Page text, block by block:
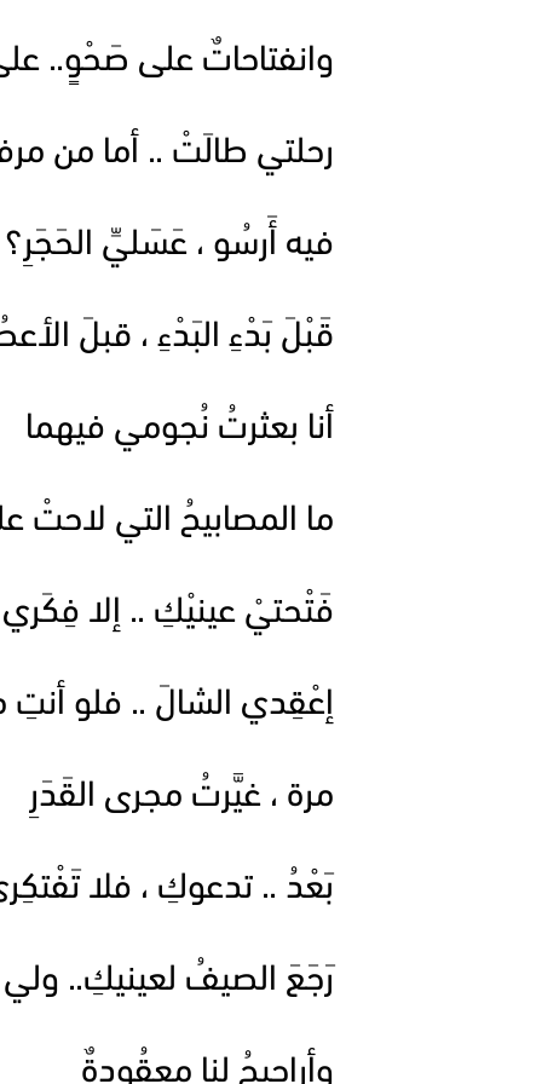
وانفتاحاتٌ على صَحْوٍ..
رحلتي طالَتْ .. أما من
فيه أَرسُو ، عَسَليِّ الحَجَرِ؟
قَبْلَ بَدْءِ البَدْءِ ، قبلَ
أنا بعثرتُ نُجومي فيهما
ما المصابيحُ التي لاحتْ
فَتْحتيْ عينيْكِ .. إلا فِكَري
إعْقِدي الشالَ .. فلو
مرة ، غيَّرتُ مجرى القَدَرِ
بَعْدُ .. تدعوكِ ، فلا
رَجَعَ الصيفُ لعينيكِ.. ولي
وأراجيحُ لنا معقُودةٌ